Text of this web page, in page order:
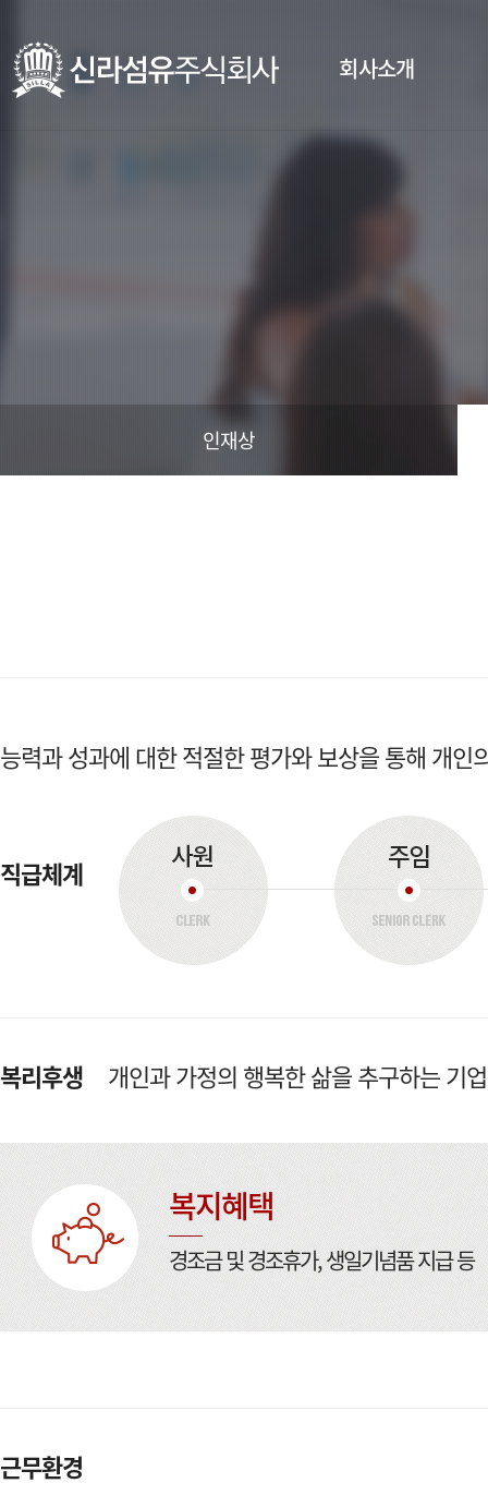
회사소개
인재상
능력과 성과에 대한 적절한 평가와 보상을 통해 개인
직급체계
복리후생 개인과 가정의 행복한 삶을 추구하는 기
복지혜택
경조금 및 경조휴가, 생일기념품 지급 등
근무환경